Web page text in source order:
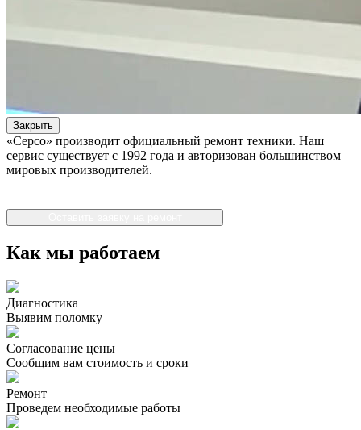
Закрыть
«Серсо» производит официальный ремонт техники. Наш
сервис существует с 1992 года и авторизован большинством
мировых производителей.
Как мы работаем
Диагностика
Выявим поломку
Согласование цены
Сообщим вам стоимость и сроки
Ремонт
Проведем необходимые работы